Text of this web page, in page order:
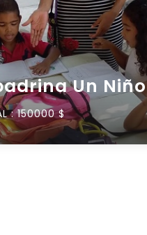
Un Niño
:150000 $